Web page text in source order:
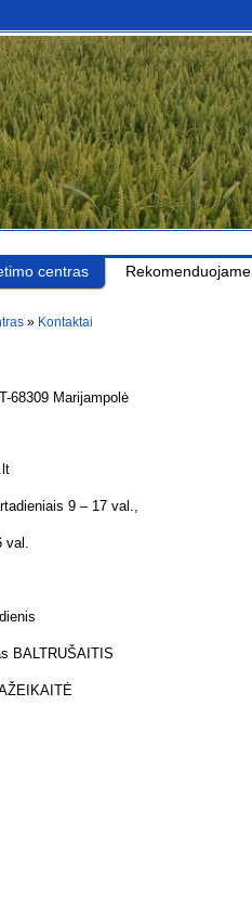
centras Rekomenduojame
» Kontaktai
68309 Marijampolė
9 – 17 val.,
val.
BALTRUŠAITIS